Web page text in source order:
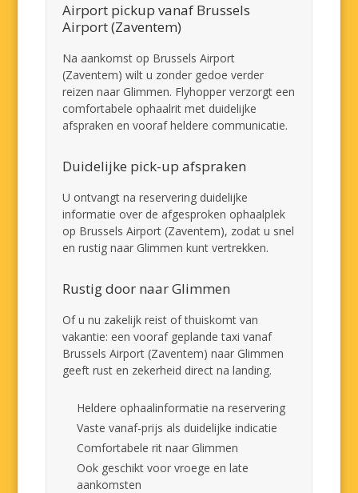
Airport pickup vanaf Brussels
Airport (Zaventem)
Na aankomst op Brussels Airport
(Zaventem) wilt u zonder gedoe verder
reizen naar Glimmen. Flyhopper verzorgt een
comfortabele ophaalrit met duidelijke
afspraken en vooraf heldere communicatie.
Duidelijke pick-up afspraken
U ontvangt na reservering duidelijke
informatie over de afgesproken ophaalplek
op Brussels Airport (Zaventem), zodat u snel
en rustig naar Glimmen kunt vertrekken.
Rustig door naar Glimmen
Of u nu zakelijk reist of thuiskomt van
vakantie: een vooraf geplande taxi vanaf
Brussels Airport (Zaventem) naar Glimmen
geeft rust en zekerheid direct na landing.
Heldere ophaalinformatie na reservering
Vaste vanaf-prijs als duidelijke indicatie
Comfortabele rit naar Glimmen
Ook geschikt voor vroege en late
aankomsten